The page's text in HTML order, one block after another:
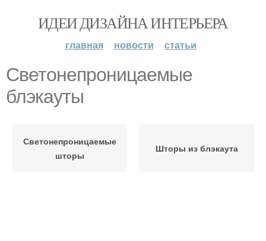
ИДЕИ ДИЗАЙНА ИНТЕРЬЕРА
главная новости статьи
Светонепроницаемые
блэкауты
Светонепроницаемые
шторы
Шторы из блэкаута